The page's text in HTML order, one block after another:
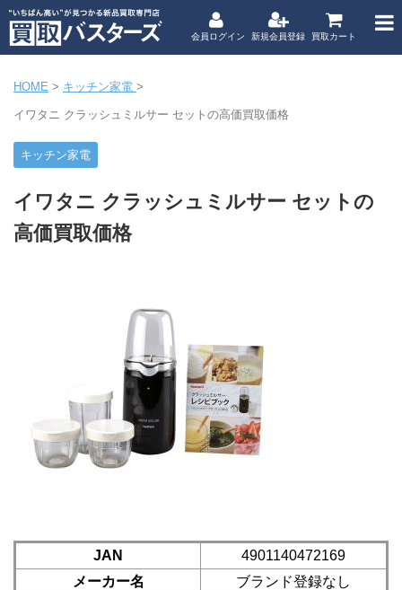
会員ログイン 新規会員登録 買取カート
HOME > キッチン家電 >
イワタニ クラッシュミルサー セットの高価買取価格
キッチン家電
イワタニ クラッシュミルサー セットの
高価買取価格
JAN
4901140472169
メーカー名
ブランド登録なし